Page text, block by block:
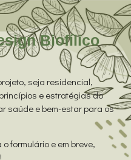
Biofílico
seja residencial,
e estratégias do
saúde e bem-estar para os
formulário e em breve,